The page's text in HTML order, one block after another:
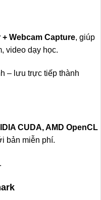
Webcam Capture, giúp
video dạy học.
– lưu trực tiếp thành
CUDA, AMD OpenCL
bản miễn phí.